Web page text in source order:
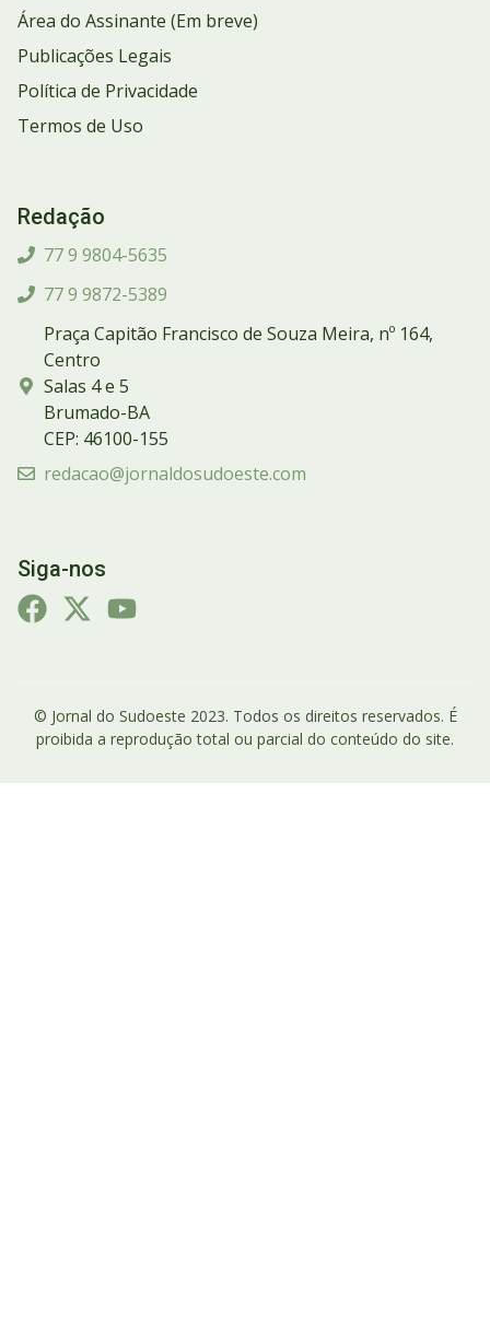
Área do Assinante (Em breve)
Publicações Legais
Política de Privacidade
Termos de Uso
Redação
77 9 9804-5635
77 9 9872-5389
Praça Capitão Francisco de Souza Meira, nº 164,
Centro
Salas 4 e 5
Brumado-BA
CEP: 46100-155
redacao@jornaldosudoeste.com
Siga-nos
© Jornal do Sudoeste 2023. Todos os direitos reservados. É
proibida a reprodução total ou parcial do conteúdo do site.